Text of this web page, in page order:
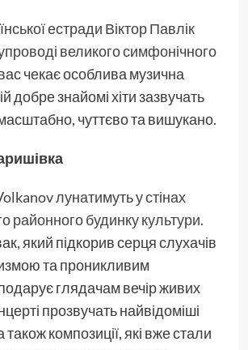
естради Віктор Павлік
великого симфонічного
чекає особлива музична
добре знайомі хіти зазвучать
чуттєво та вишукано.
лунатимуть у стінах
районного будинку культури.
який підкорив серця слухачів
та проникливим
глядачам вечір живих
прозвучать найвідоміші
також композиції, які вже стали